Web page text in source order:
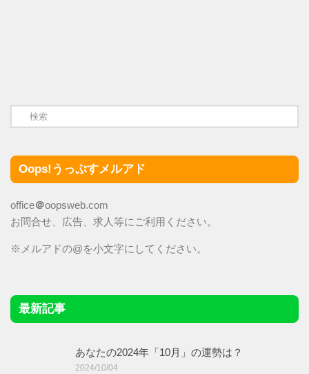
Oops!うっぷすメルアド
office＠oopsweb.com
お問合せ、広告、求人等にご利用ください。
※メルアドの@を小文字にしてください。
最新記事
あなたの2024年「10月」の運勢は？
2024/10/04